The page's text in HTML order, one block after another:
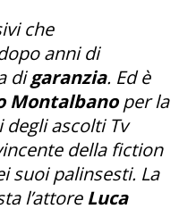
che
anni di
digaranzia. Ed è
Montalbano per la
degli ascolti Tv
della fiction
suoi palinsesti. La
l’attore Luca